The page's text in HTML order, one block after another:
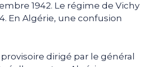
1942. Le régime de Vichy
En Algérie, une confusion
dirigé par le général